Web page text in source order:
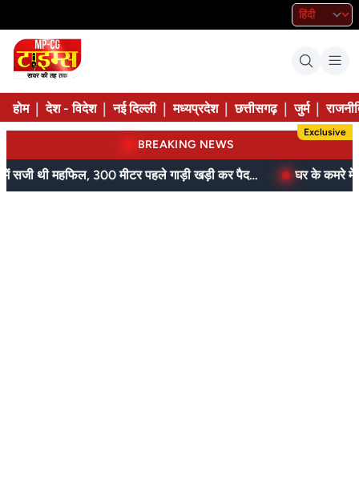
होम देश - विदेश नई दिल्ली मध्यप्रदेश छत्तीसगढ़ जुर्म
BREAKING NEWS
Exclusive
आम के बगीचे में सजी थी महफिल, 300 मीटर पहले गाड़ी खड़ी कर पैदल पहुंची पुलिस घर के कमरे में